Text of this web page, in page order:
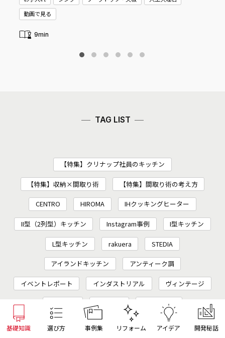
基礎知識 選び方 事例集 リフォーム アイデア 開発秘話
動画で見る
9min
TAG LIST
【特集】クリナップ社員のキッチン
【特集】収納×間取り術 【特集】間取り術の考え方
CENTRO HIROMA IHクッキングヒーター
II型（2列型）キッチン Instagram事例 I型キッチン
L型キッチン rakuera STEDIA
アイランドキッチン アンティーク調
イベントレポート インダストリアル ヴィンテージ
お手入れ ガスコンロ
カフェ風 カラー系扉